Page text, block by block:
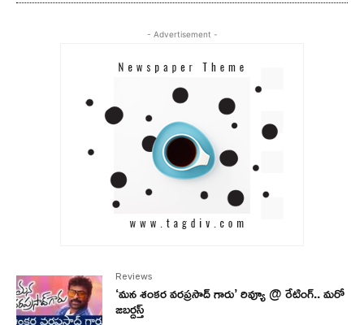
- Advertisement -
Reviews
‘మన శంకర వరప్రసాద్ గారు’ రివ్యూ @ రేటింగ్.. మరో
జబర్దస్త్